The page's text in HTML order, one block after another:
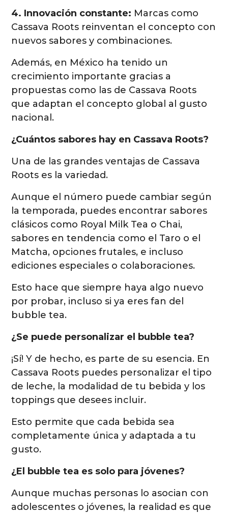
4. Innovación constante: Marcas como
Cassava Roots reinventan el concepto con
nuevos sabores y combinaciones.
Además, en México ha tenido un
crecimiento importante gracias a
propuestas como las de Cassava Roots
que adaptan el concepto global al gusto
nacional.
¿Cuántos sabores hay en Cassava Roots?
Una de las grandes ventajas de Cassava
Roots es la variedad.
Aunque el número puede cambiar según
la temporada, puedes encontrar sabores
clásicos como Royal Milk Tea o Chai,
sabores en tendencia como el Taro o el
Matcha, opciones frutales, e incluso
ediciones especiales o colaboraciones.
Esto hace que siempre haya algo nuevo
por probar, incluso si ya eres fan del
bubble tea.
¿Se puede personalizar el bubble tea?
¡Sí! Y de hecho, es parte de su esencia. En
Cassava Roots puedes personalizar el tipo
de leche, la modalidad de tu bebida y los
toppings que desees incluir.
Esto permite que cada bebida sea
completamente única y adaptada a tu
gusto.
¿El bubble tea es solo para jóvenes?
Aunque muchas personas lo asocian con
adolescentes o jóvenes, la realidad es que